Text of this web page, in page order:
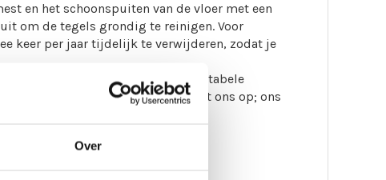
Over
en het schoonspuiten van de vloer met een
om de tegels grondig te reinigen. Voor
keer per jaar tijdelijk te verwijderen, zodat je
jarenlang meegaan en een comfortabele
advies? Neem gerustcontactmet ons op; ons